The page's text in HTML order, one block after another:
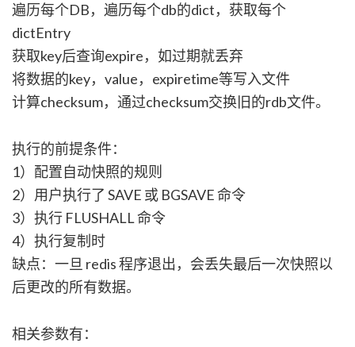
遍历每个DB，遍历每个db的dict，获取每个
dictEntry
获取key后查询expire，如过期就丢弃
将数据的key，value，expiretime等写入文件
计算checksum，通过checksum交换旧的rdb文件。
执行的前提条件：
1）配置自动快照的规则
2）用户执行了 SAVE 或 BGSAVE 命令
3）执行 FLUSHALL 命令
4）执行复制时
缺点：一旦 redis 程序退出，会丢失最后一次快照以
后更改的所有数据。
相关参数有：